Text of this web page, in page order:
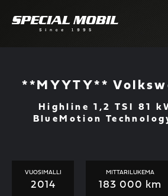
**MYYTY**
Highline 1,2 TSI 81
BlueMotion
VUOSIMALLI
2014
MITTARILUKEMA
183 000 km